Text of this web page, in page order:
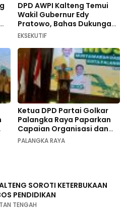
DPD AWPI Kalteng Temui
Wakil Gubernur Edy
Pratowo, Bahas Dukungan
Kongres Nasional II AWPI di
EKSEKUTIF
Ketua DPD Partai Golkar
Palangka Raya Paparkan
Capaian Organisasi dan
Kemenangan Pemilu pada
PALANGKA RAYA
SOROTI KETERBUKAAN
PENDIDIKAN
TENGAH